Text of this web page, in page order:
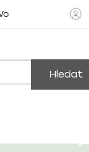
pozice
Hledat